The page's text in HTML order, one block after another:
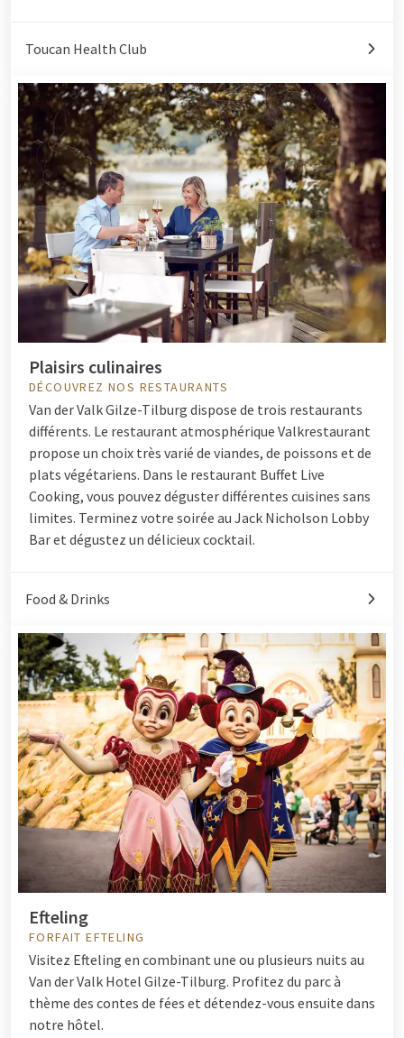
Toucan Health Club
Plaisirs culinaires
DÉCOUVREZ NOS RESTAURANTS
Van der Valk Gilze-Tilburg dispose de trois restaurants
différents. Le restaurant atmosphérique Valkrestaurant
propose un choix très varié de viandes, de poissons et de
plats végétariens. Dans le restaurant Buffet Live
Cooking, vous pouvez déguster différentes cuisines sans
limites. Terminez votre soirée au Jack Nicholson Lobby
Bar et dégustez un délicieux cocktail.
Food & Drinks
Efteling
FORFAIT EFTELING
Visitez Efteling en combinant une ou plusieurs nuits au
Van der Valk Hotel Gilze-Tilburg. Profitez du parc à
thème des contes de fées et détendez-vous ensuite dans
notre hôtel.